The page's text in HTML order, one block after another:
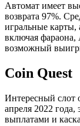
Автомат имеет
возврата 97%.
игральные карты,
включая
возможный
Coin Quest
Интересный
апреля 2022 года,
выплатами и